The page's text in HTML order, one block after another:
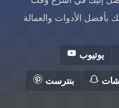
الأدوات والعمالة
يوتيوب
بنترست